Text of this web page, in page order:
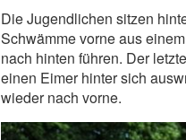
Die Jugendlichen sitzen
Schwämme vorne aus
nach hinten führen. Der
einen Eimer hinter sich
wieder nach vorne.